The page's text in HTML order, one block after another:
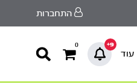
התחברות
עוד
9+
0